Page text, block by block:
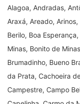
Alagoa, Andradas,
Araxá, Areado,
Berilo, Boa
Minas, Bonito de
Brumadinho, Bueno
da Prata, Cachoeira
Campestre, Campo